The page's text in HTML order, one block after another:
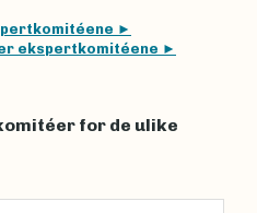
ekspertkomitéene
for de ulike